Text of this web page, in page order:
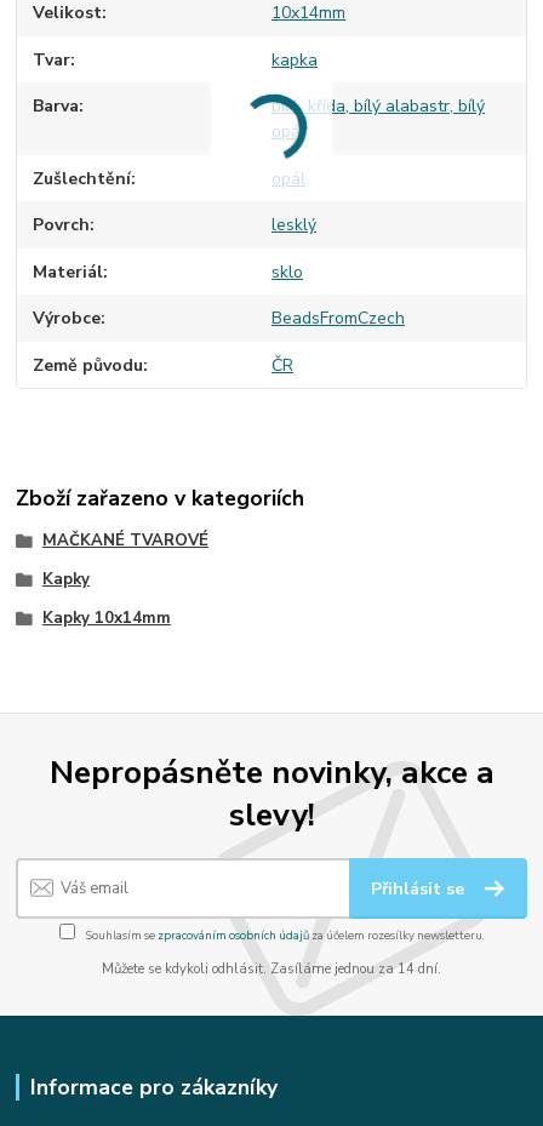
Velikost 10x14mm
Tvar kapka
Barva
bílá, křída, bílý alabastr, bílý
opál
Zušlechtění opál
Povrch lesklý
Materiál sklo
Výrobce BeadsFromCzech
Země původu ČR
Zboží zařazeno v kategoriích
MAČKANÉ TVAROVÉ
Kapky
Kapky 10x14mm
Nepropásněte novinky, akce a
slevy!
Přihlásit se
Souhlasím se zpracováním osobních údajůza účelem rozesílky newsletteru.
Můžete se kdykoli odhlásit. Zasíláme jednou za 14 dní.
Informace pro zákazníky